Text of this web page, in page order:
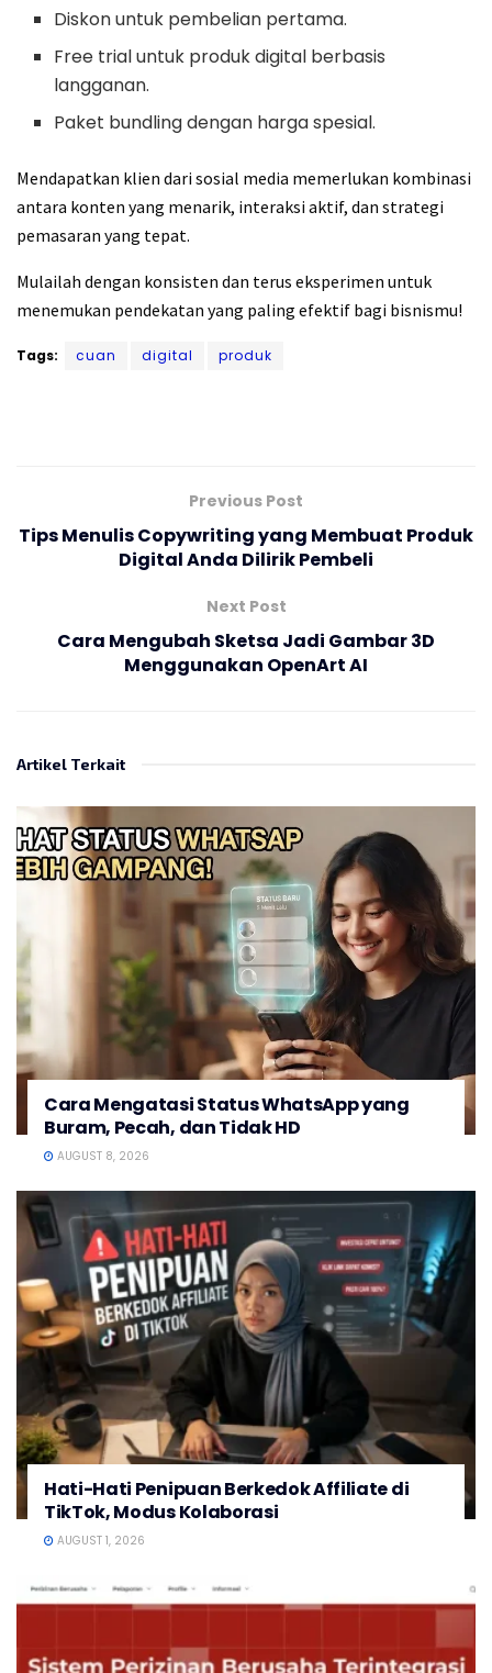
Diskon untuk pembelian pertama.
Free trial untuk produk digital berbasis
langganan.
Paket bundling dengan harga spesial.
Mendapatkan klien dari sosial media memerlukan kombinasi
antara konten yang menarik, interaksi aktif, dan strategi
pemasaran yang tepat.
Mulailah dengan konsisten dan terus eksperimen untuk
menemukan pendekatan yang paling efektif bagi bisnismu!
Tags: cuan digital produk
Previous Post
Tips Menulis Copywriting yang Membuat Produk
Digital Anda Dilirik Pembeli
Next Post
Cara Mengubah Sketsa Jadi Gambar 3D
Menggunakan OpenArt AI
Artikel Terkait
Cara Mengatasi Status WhatsApp yang
Buram, Pecah, dan Tidak HD
AUGUST 8, 2026
Hati-Hati Penipuan Berkedok Affiliate di
TikTok, Modus Kolaborasi
AUGUST 1, 2026